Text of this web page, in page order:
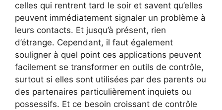
celles qui rentrent tard le soir et savent qu’elles
peuvent immédiatement signaler un problème à
leurs contacts. Et jusqu’à présent, rien
d’étrange. Cependant, il faut également
souligner à quel point ces applications peuvent
facilement se transformer en outils de contrôle,
surtout si elles sont utilisées par des parents ou
des partenaires particulièrement inquiets ou
possessifs. Et ce besoin croissant de contrôle